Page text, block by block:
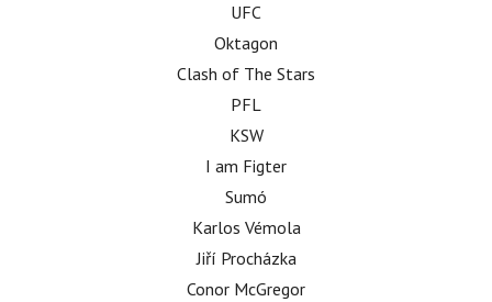
UFC
Oktagon
Clash of The Stars
PFL
KSW
I am Figter
Sumó
Karlos Vémola
Jiří Procházka
Conor McGregor